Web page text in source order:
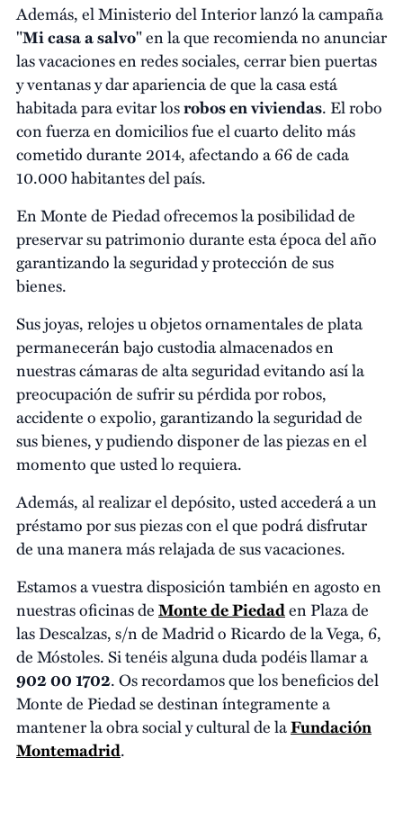
Además, el Ministerio del Interior lanzó la campaña
"Mi casa a salvo" en la que recomienda no anunciar
las vacaciones en redes sociales, cerrar bien puertas
y ventanas y dar apariencia de que la casa está
habitada para evitar losrobos en viviendas. El robo
con fuerza en domicilios fue el cuarto delito más
cometido durante 2014, afectando a 66 de cada
10.000 habitantes del país.
En Monte de Piedad ofrecemos la posibilidad de
preservar su patrimonio durante esta época del año
garantizando la seguridad y protección de sus
bienes.
Sus joyas, relojes u objetos ornamentales de plata
permanecerán bajo custodia almacenados en
nuestras cámaras de alta seguridad evitando así la
preocupación de sufrir su pérdida por robos,
accidente o expolio, garantizando la seguridad de
sus bienes, y pudiendo disponer de las piezas en el
momento que usted lo requiera.
Además, al realizar el depósito, usted accederá a un
préstamo por sus piezas con el que podrá disfrutar
de una manera más relajada de sus vacaciones.
Estamos a vuestra disposición también en agosto en
nuestras oficinas deMonte de Piedaden Plaza de
las Descalzas, s/n de Madrid o Ricardo de la Vega, 6,
de Móstoles. Si tenéis alguna duda podéis llamar a
902 00 1702. Os recordamos que los beneficios del
Monte de Piedad se destinan íntegramente a
mantener la obra social y cultural de laFundación
Montemadrid.